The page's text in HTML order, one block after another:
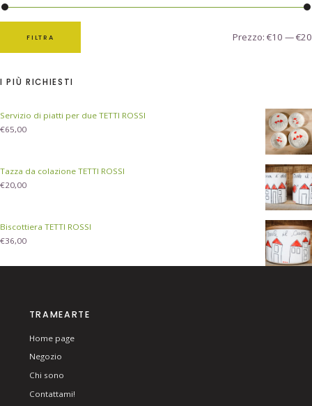
FILTRA Prezzo: €10 —€20
I PIÙ RICHIESTI
Servizio di piatti per due TETTI ROSSI
€65,00
Tazza da colazione TETTI ROSSI
€20,00
Biscottiera TETTI ROSSI
€36,00
TRAMEARTE
Home page
Negozio
Chi sono
Contattami!